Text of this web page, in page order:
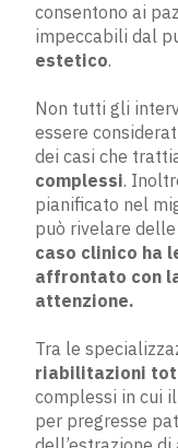
consentono ai
impeccabili dal
estetico.
Non tutti gli
essere
dei casi che
complessi​.
pianificato nel
può rivelare
caso clinico ha
affrontato con
attenzione.
Tra le
riabilitazioni
complessi in cui
per pregresse